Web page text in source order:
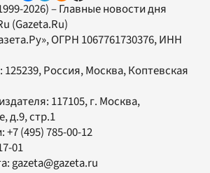
2026) – Главные новости дня
(Gazeta.Ru)
, ОГРН 1067761730376, ИНН
Россия, Москва, Коптевская
117105, г. Москва,
д.9, стр.1
+7 (495) 785-00-12
01
gazeta@gazeta.ru